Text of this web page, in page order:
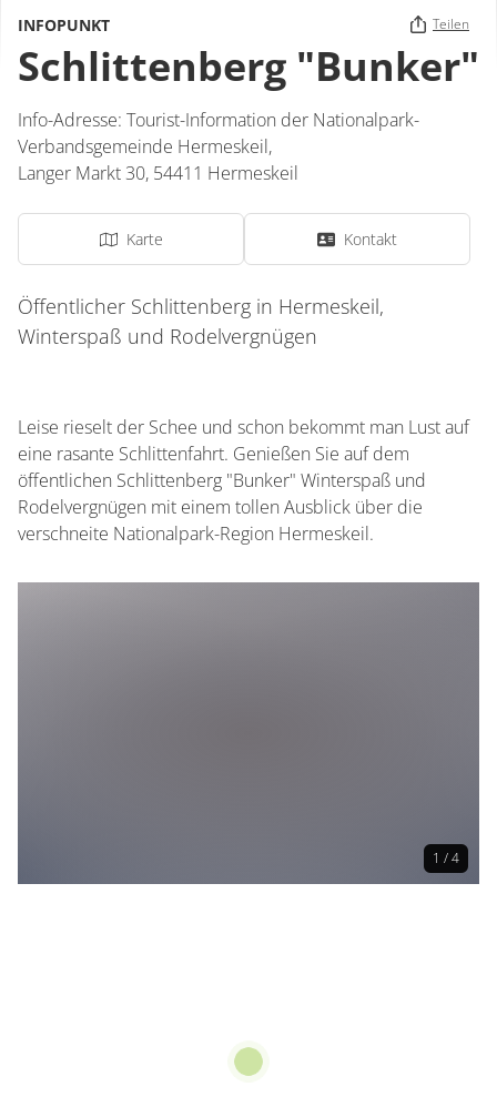
INFOPUNKT Teilen
Schlittenberg "Bunker"
Info-Adresse: Tourist-Information der Nationalpark-
Verbandsgemeinde Hermeskeil,
Langer Markt 30, 54411 Hermeskeil
Karte Kontakt
Öffentlicher Schlittenberg in Hermeskeil,
Winterspaß und Rodelvergnügen
Leise rieselt der Schee und schon bekommt man Lust auf
eine rasante Schlittenfahrt. Genießen Sie auf dem
öffentlichen Schlittenberg "Bunker" Winterspaß und
Rodelvergnügen mit einem tollen Ausblick über die
verschneite Nationalpark-Region Hermeskeil.
1 / 4